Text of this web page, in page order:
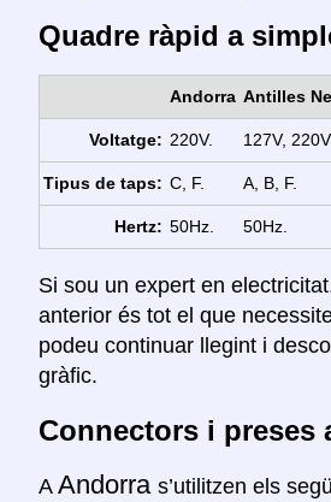
Quadre ràpid a
Andorra Antilles
Voltatge: 220V. 127V, 220V.
Tipus de taps: C, F. A, B, F.
Hertz: 50Hz. 50Hz.
Si sou un expert en
anterior és tot el que
podeu continuar llegint i
gràfic.
Connectors i preses
A Andorra s’utilitzen els